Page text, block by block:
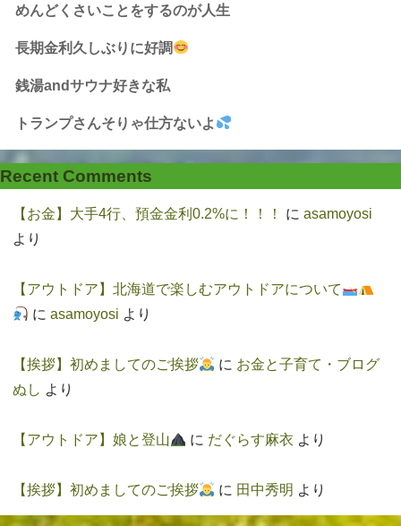
めんどくさいことをするのが人生
長期金利久しぶりに好調
銭湯andサウナ好きな私
トランプさんそりゃ仕方ないよ
Recent Comments
【お金】大手4行、預金金利0.2%に！！！ に asamoyosi
より
【アウトドア】北海道で楽しむアウトドアについて
に asamoyosi より
【挨拶】初めましてのご挨拶 に お金と子育て・ブログ
ぬし より
【アウトドア】娘と登山 に だぐらす麻衣 より
【挨拶】初めましてのご挨拶 に 田中秀明 より